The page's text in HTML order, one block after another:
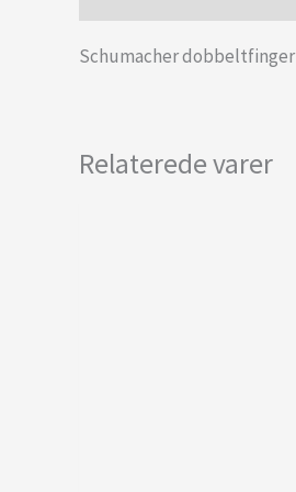
Schumacher dobbeltfinger
Relaterede varer